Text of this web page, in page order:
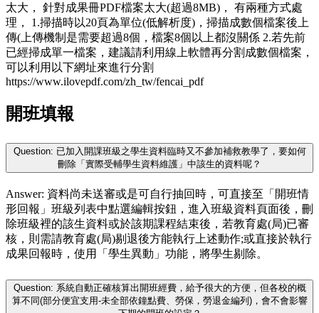
太大， 針對成果冊PDF檔案太大(超過8MB)， 有兩種方式處
理， 1.掃描時以20頁為單位(低解析度)，掃描成數個檔案後上
傳(上傳機制是需要超過8個，檔案8個以上都沒關係 2.若先前
已經掃成單一檔案，建議請利用線上軟體再分割成數個檔案，
可以利用以下網址來進行分割
https://www.ilovepdf.com/zh_tw/fencai_pdf
開班填報
Question: 已加入開課班級之學生資料臨時又不參加補救教學了，要如何
刪除「實際受輔學生資料維護」中該生的資料呢？
Answer: 資料尚未送審或是可自行抽回時，可直接至「開班情
形回報」班級列表中點選編輯按鈕，進入班級資料頁面後，刪
除班級裡的該生資料或於該期課程結束後，若教育處(局)已審
核，則需請教育處(局)剔退後方能執行上述動作;或直接於執行
成果回報時，使用「學生異動」功能，將學生剔除。
Question: 系統自動正確核算出開班經費，給予很大的方便，但各校的概
算不同(部分便宜支用-未全部依鐘點費、勞保，勞退金編列)，會不會影響